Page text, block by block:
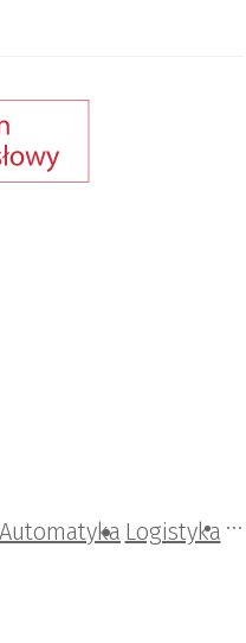
Automatyka Logistyka